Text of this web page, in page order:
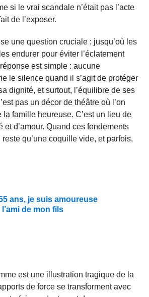
si le vrai scandale n’était pas l’acte
de l’exposer.
une question cruciale : jusqu’où les
endurer pour éviter l’éclatement
est simple : aucune
le silence quand il s’agit de protéger
dignité, et surtout, l’équilibre de ses
pas un décor de théâtre où l’on
famille heureuse. C’est un lieu de
et d’amour. Quand ces fondements
qu’une coquille vide, et parfois,
ans, je suis amoureuse
l’ami de mon fils
est une illustration tragique de la
de force se transforment avec